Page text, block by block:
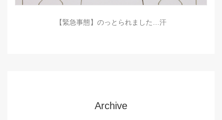
【緊急事態】のっとられました…汗
Archive